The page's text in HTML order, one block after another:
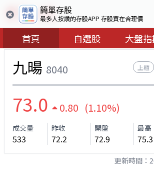
簡單存股
最多人按讚的存股APP 存股買在合理價
首頁 自選股 大盤
九暘 8040 上櫃
73.0 0.80 (1.10%)
成交量
533
昨收
72.2
開盤
72.9
最高
75.3
更新時間：